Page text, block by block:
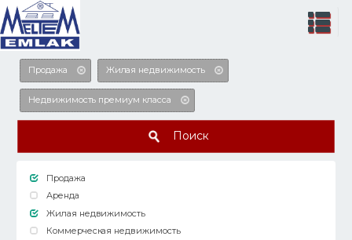
Продажа Жилая недвижимость
Недвижимость премиум класса
Поиск
Продажа
Аренда
Жилая недвижимость
Коммерческая недвижимость